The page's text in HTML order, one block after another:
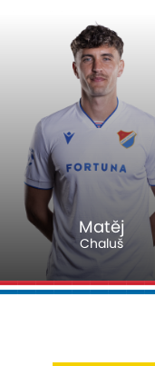
Matěj
Chaluš